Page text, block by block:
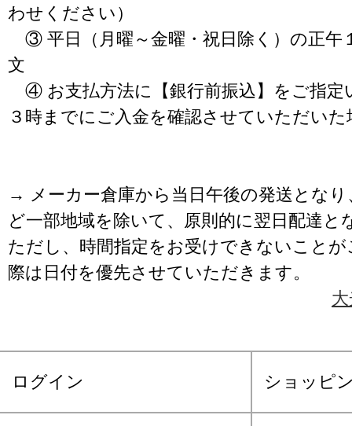
わせください）
③ 平日（月曜～金曜・祝日除く）の正午
文
④ お支払方法に【銀行前振込】をご指定
３時までにご入金を確認させていただいた
→ メーカー倉庫から当日午後の発送となり
ど一部地域を除いて、原則的に翌日配達と
ただし、時間指定をお受けできないこと
際は日付を優先させていただきます。
ログイン ショッピ